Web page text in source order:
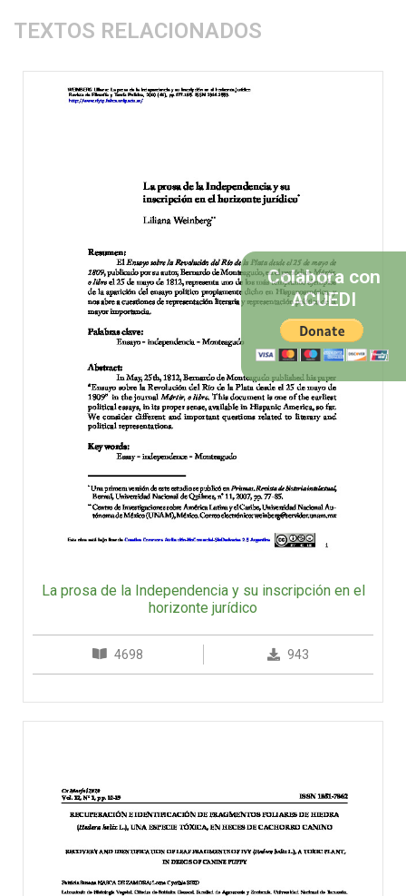
TEXTOS RELACIONADOS
La prosa de la Independencia y su inscripción en el
horizonte jurídico
4698 943
Colabora con
ACUEDI